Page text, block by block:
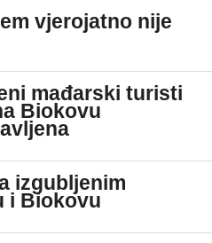
vjerojatno nije
mađarski turisti
Biokovu
izgubljenim
i Biokovu